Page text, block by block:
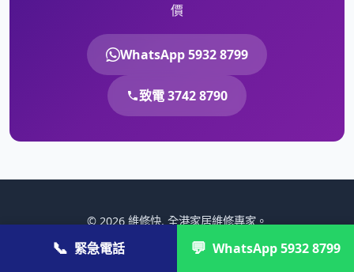
價
WhatsApp 5932 8799
致電 3742 8790
© 2026 維修快. 全港家居維修專家。
💼 公司／商戶報價：
cs@gahk.com.hk
📞 緊急電話 💬 WhatsApp 5932 8799